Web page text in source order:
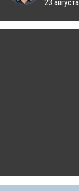
23